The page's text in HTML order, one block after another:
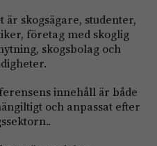
är skogsägare, studenter,
företag med skoglig
skogsbolag och
innehåll är både
och anpassat efter